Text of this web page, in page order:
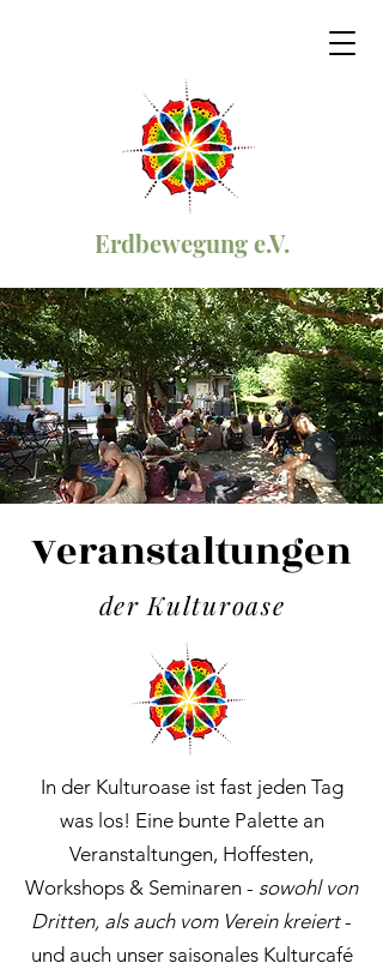
Erdbewegung e.V.
Veranstaltungen
der Kulturoase
In der Kulturoase ist fast jeden Tag
was los! Eine bunte Palette an
Veranstaltungen, Hoffesten,
Workshops & Seminaren - sowohl von
Dritten, als auch vom Verein kreiert-
und auch unser saisonales Kulturcafé